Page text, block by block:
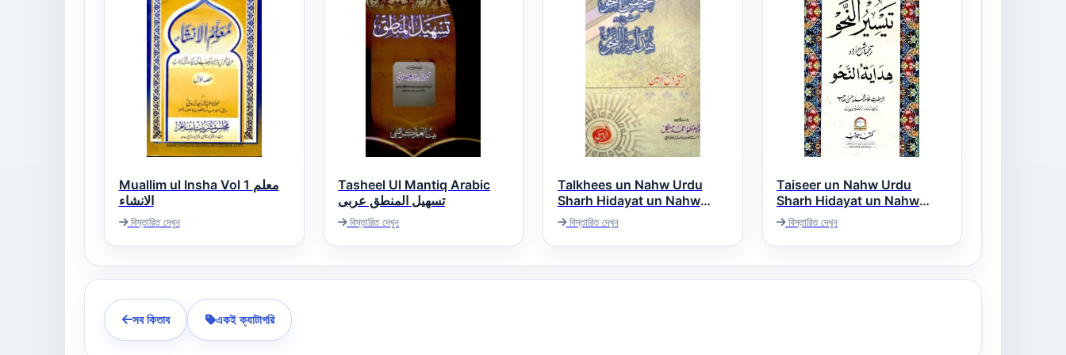
Muallim ul Insha Vol 1 معلم
الانشاء
বিস্তারিত দেখুন
Tasheel Ul Mantiq Arabic
تسھیل المنطق عربی
বিস্তারিত দেখুন
Talkhees un Nahw Urdu
Sharh Hidayat un Nahw
تلخیص النحو اردو شرح ھدایۃ
النحو
বিস্তারিত দেখুন
Taiseer un Nahw Urdu
Sharh Hidayat un Nahw
تیسیر النحو اردو شرح ھدایۃ النحو
বিস্তারিত দেখুন
সব কিতাব একই ক্যাটাগরি